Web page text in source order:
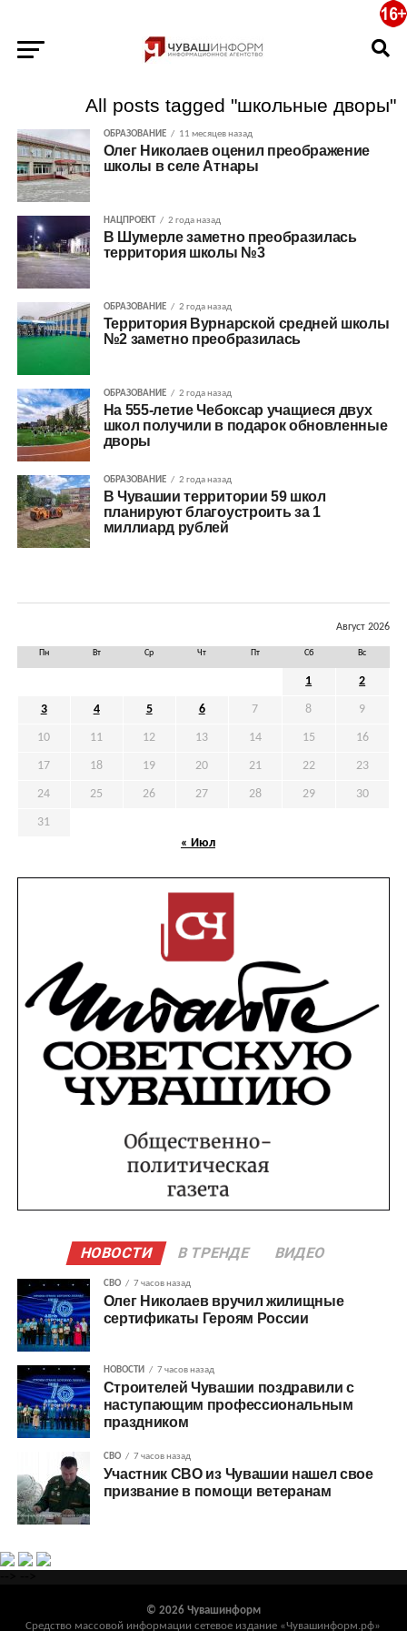
All posts tagged "школьные дворы"
ОБРАЗОВАНИЕ 11 месяцев назад
Олег Николаев оценил преображение
школы в селе Атнары
НАЦПРОЕКТ 2 года назад
В Шумерле заметно преобразилась
территория школы №3
ОБРАЗОВАНИЕ 2 года назад
Территория Вурнарской средней школы
№2 заметно преобразилась
ОБРАЗОВАНИЕ 2 года назад
На 555-летие Чебоксар учащиеся двух
школ получили в подарок обновленные
дворы
ОБРАЗОВАНИЕ 2 года назад
В Чувашии территории 59 школ
планируют благоустроить за 1
миллиард рублей
Август 2026
Пн Вт Ср Чт Пт Сб Вс
1 2
3 4 5 6 7 8 9
10 11 12 13 14 15 16
17 18 19 20 21 22 23
24 25 26 27 28 29 30
31
« Июл
НОВОСТИ В ТРЕНДЕ ВИДЕО
СВО 7 часов назад
Олег Николаев вручил жилищные
сертификаты Героям России
НОВОСТИ 7 часов назад
Строителей Чувашии поздравили с
наступающим профессиональным
праздником
СВО 7 часов назад
Участник СВО из Чувашии нашел свое
призвание в помощи ветеранам
© 2026 Чувашинформ
Средство массовой информации сетевое издание «Чувашинформ.рф»